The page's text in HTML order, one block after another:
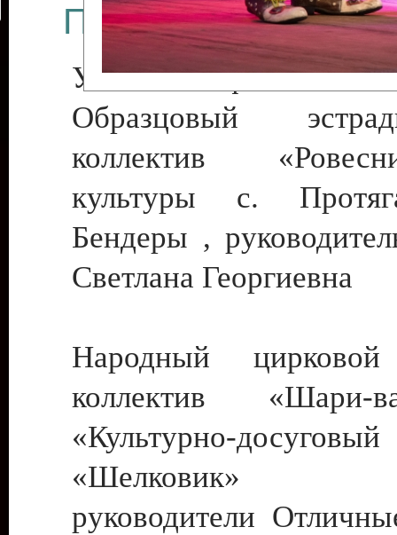
Приднестровского
Участники фестиваля:
Образцовый
коллектив
культуры с.
Бендеры ,
Светлана Георгиевна
Народный цирковой
коллектив
«Культурно-
«Шелковик»
руководители